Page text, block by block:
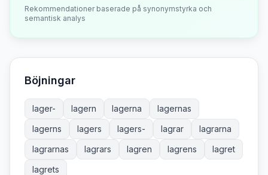
Rekommendationer baserade på synonymstyrka och
semantisk analys
Böjningar
lager- lagern lagerna
lagernas
lagerns
lagers lagers- lagrar
lagrarna
lagrarnas
lagrars lagren lagrens
lagret
lagrets